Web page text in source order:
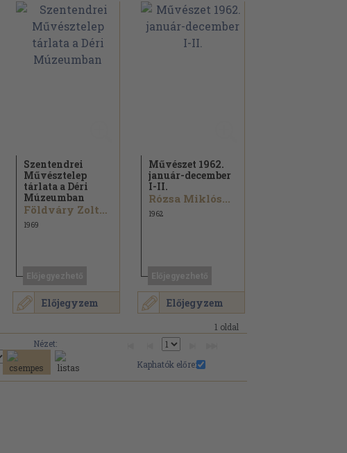
Előjegyzem
Szentendrei
Művésztelep
tárlata a Déri
Múzeumban
Földváry Zoltánné
1969
Előjegyzem
Művészet 1962.
január-december
I-II.
Rózsa Miklós...
1962
1 oldal
Nézet:
Kaphatók előre: